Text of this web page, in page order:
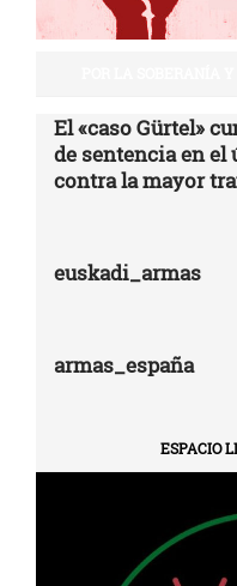
El «caso Gürtel»
de sentencia en el
contra la mayor
euskadi_armas
armas_españa
ESPACIO